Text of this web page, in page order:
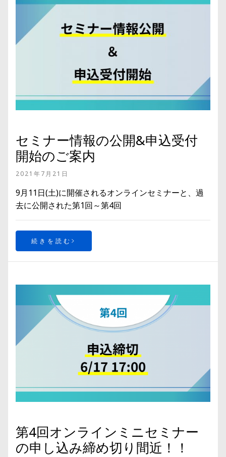
セミナー情報の公開&申込受付
開始のご案内
2021年7月21日
9月11日(土)に開催されるオンラインセミナーと、過
去に公開された第1回～第4回
続きを読む
第4回オンラインミニセミナー
の申し込み締め切り間近！！